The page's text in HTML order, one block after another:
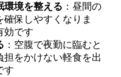
環境を整える ：昼間の
保しやすくなりま
効です
：空腹で夜勤に臨むと
をかけない軽食を出
す